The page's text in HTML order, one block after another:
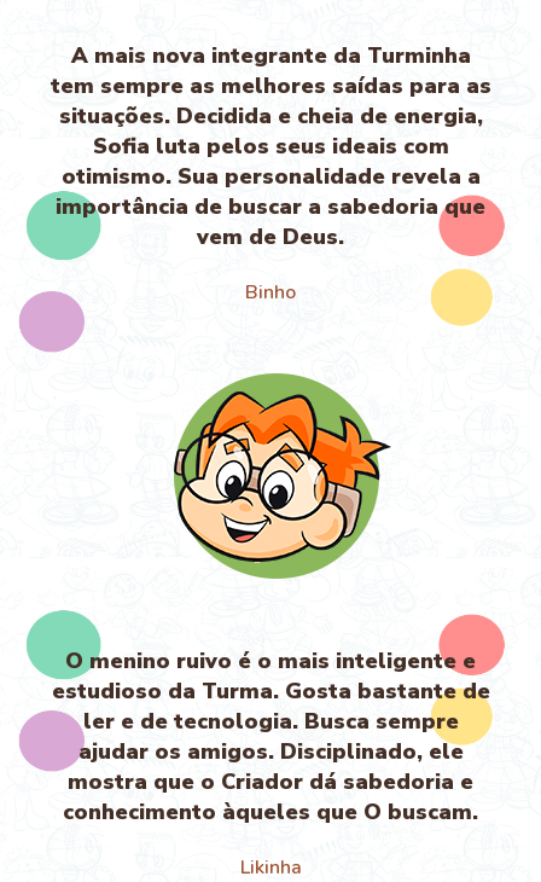
A mais nova integrante da Turminha
tem sempre as melhores saídas para as
situações. Decidida e cheia de energia,
Sofia luta pelos seus ideais com
otimismo. Sua personalidade revela a
importância de buscar a sabedoria que
vem de Deus.
Binho
O menino ruivo é o mais inteligente e
estudioso da Turma. Gosta bastante de
ler e de tecnologia. Busca sempre
ajudar os amigos. Disciplinado, ele
mostra que o Criador dá sabedoria e
conhecimento àqueles que O buscam.
Likinha